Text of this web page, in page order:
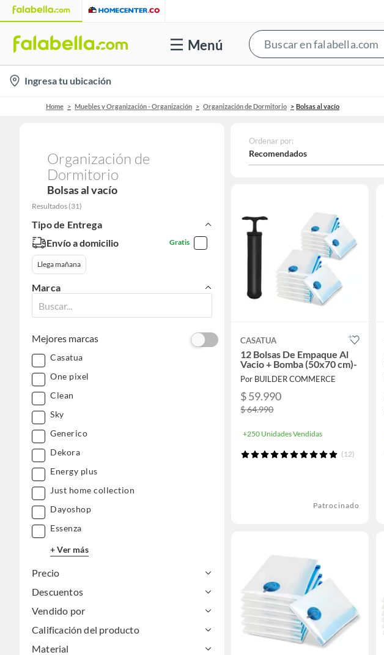
Menú
location-
icon
Ingresa tu ubicación
Home Muebles y Organización - Organización Organización de Dormitorio Bolsas al vacío
Organización de
Dormitorio
Bolsas al vacío
Resultados (31)
Tipo de Entrega
Envío a domicilio
Gratis
Llega mañana
Marca
Mejores marcas
Casatua
One pixel
Clean
Sky
Generico
Dekora
Energy plus
Just home collection
Dayoshop
Essenza
+ Ver más
Precio
Descuentos
Vendido por
Calificación del producto
Material
Ordenar por:
Recomendados
CASATUA
12 Bolsas De Empaque Al
Vacio + Bomba (50x70 cm)-
Por BUILDER COMMERCE
$ 59.990
$ 64.990
+250 Unidades Vendidas
(12)
Patrocinado